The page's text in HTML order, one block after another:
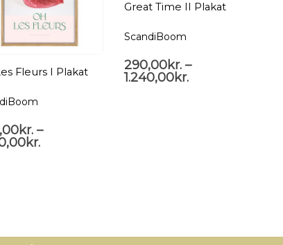
Fleurs I Plakat
kr. –
kr.
Great Time II Plakat
ScandiBoom
290,00kr. –
1.240,00kr.